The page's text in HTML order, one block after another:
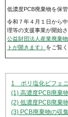
低濃度PCB廃棄物を保
令和７年４月１日から
理等の支援事業が開始
公益財団法人産業廃棄
トが開きます） をご覧く
1 ポリ塩化ビフェ
(1) 高濃度PCB廃棄
(2) 低濃度PCB廃棄
(3) PCB廃棄物の収